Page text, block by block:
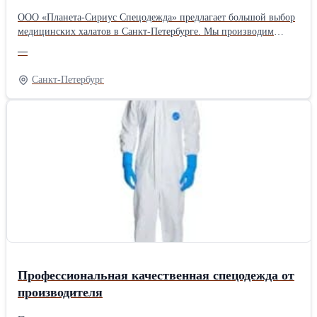
ООО «Планета-Сириус Спецодежда» предлагает большой выбор
медицинских халатов в Санкт-Петербурге. Мы производим
поэтому гарантируем качество и низкие цены на все товары.
Ознакомиться с каталогом и сделать заказ Вы можете на нашем
сайте
—
Санкт-Петербург
Профессиональная качественная спецодежда от
производителя